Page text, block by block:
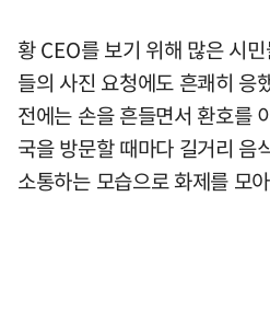
황 CEO를 보기 위해 많은 시
들의 사진 요청에도 흔쾌히 응
전에는 손을 흔들면서 환호를
국을 방문할 때마다 길거리 음
소통하는 모습으로 화제를 모